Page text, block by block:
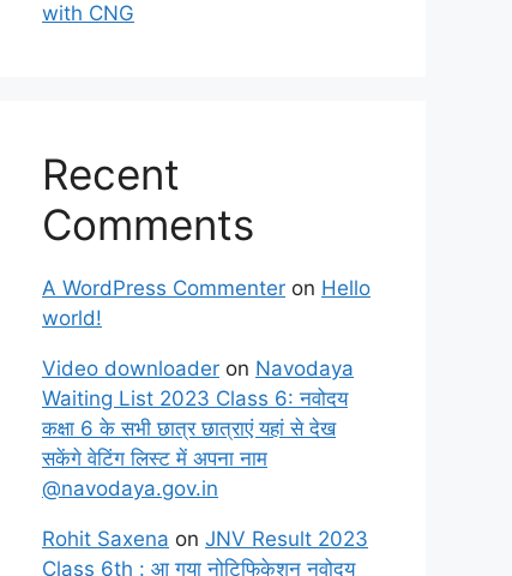
with CNG
Recent
Comments
A WordPress Commenter on Hello
world!
Video downloader on Navodaya
Waiting List 2023 Class 6: नवोदय
कक्षा 6 के सभी छात्र छात्राएं यहां से देख
सकेंगे वेटिंग लिस्ट में अपना नाम
@navodaya.gov.in
Rohit Saxena on JNV Result 2023
Class 6th : आ गया नोटिफिकेशन नवोदय